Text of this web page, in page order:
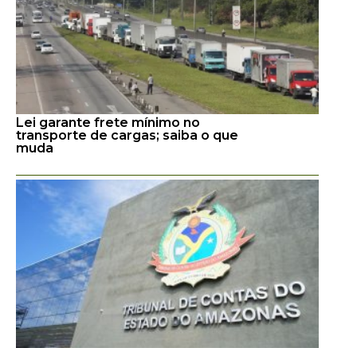
Lei garante frete mínimo no
transporte de cargas; saiba o que
muda